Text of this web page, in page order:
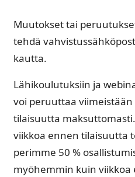
Muutokset tai
tehdä
kautta.
Lähikoulutuksiin ja
voi peruuttaa
tilaisuutta
viikkoa ennen tilaisuutta
perimme 50 %
myöhemmin kuin